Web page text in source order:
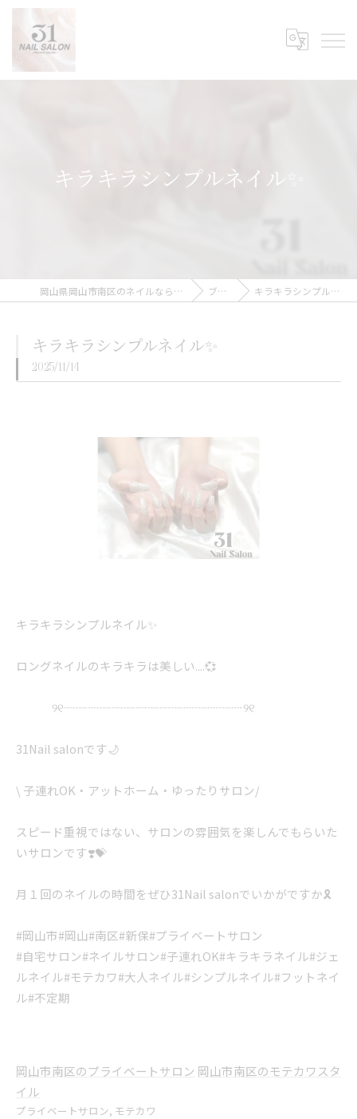
キラキラシンプルネイル✨
岡山県岡山市南区のネイルなら31Nail Salon ブログ キラキラシンプルネイル✨
キラキラシンプルネイル✨
2025/11/14
キラキラシンプルネイル✨
ロングネイルのキラキラは美しい....💞
୨୧┈┈┈┈┈┈┈┈┈┈┈┈┈┈┈୨୧
31Nail salonです🌙
\ 子連れOK・アットホーム・ゆったりサロン/
スピード重視ではない、サロンの雰囲気を楽しんでもらいた
いサロンです❣️💝
月１回のネイルの時間をぜひ31Nail salonでいかがですか🎗️
#岡山市#岡山#南区#新保#プライベートサロン
#自宅サロン#ネイルサロン#子連れOK#キラキラネイル#ジェ
ルネイル#モテカワ#大人ネイル#シンプルネイル#フットネイ
ル#不定期
岡山市南区のプライベートサロン 岡山市南区のモテカワスタ
イル
プライベートサロン モテカワ